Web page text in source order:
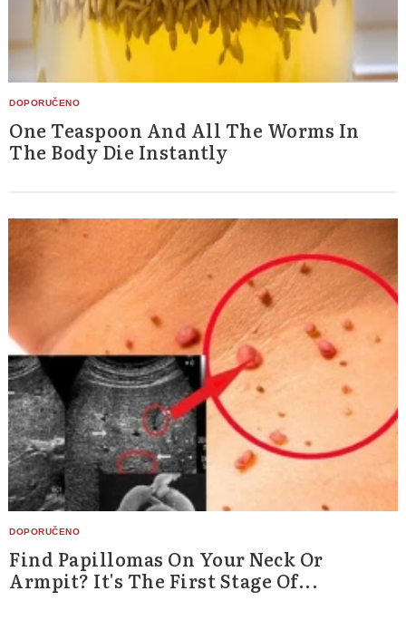
One Teaspoon And All The Worms In
The Body Die Instantly
Find Papillomas On Your Neck Or
Armpit? It's The First Stage Of...